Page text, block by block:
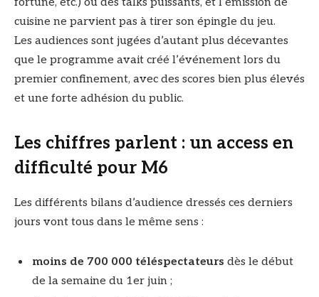
cuisine ne parvient pas à tirer son épingle du jeu.
Les audiences sont jugées d’autant plus décevantes
que le programme avait créé l’événement lors du
premier confinement, avec des scores bien plus élevés
et une forte adhésion du public.
Les chiffres parlent : un access en
difficulté pour M6
Les différents bilans d’audience dressés ces derniers
jours vont tous dans le même sens :
moins de 700 000 téléspectateurs dès le début
de la semaine du 1er juin ;